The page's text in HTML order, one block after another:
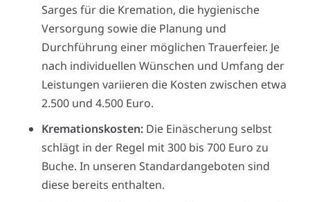
Sarges für die Kremation, die hygienische
Versorgung sowie die Planung und
Durchführung einer möglichen Trauerfeier. Je
nach individuellen Wünschen und Umfang der
Leistungen variieren die Kosten zwischen etwa
2.500 und 4.500 Euro.
Kremationskosten: Die Einäscherung selbst
schlägt in der Regel mit 300 bis 700 Euro zu
Buche. In unseren Standardangeboten sind
diese bereits enthalten.